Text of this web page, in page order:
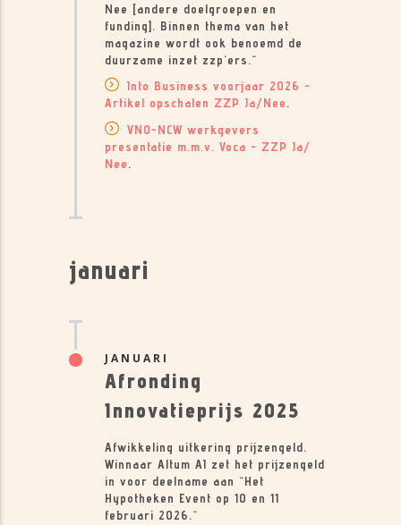
Nee [andere doelgroepen en
funding]. Binnen thema van het
magazine wordt ook benoemd de
duurzame inzet zzp'ers."
Into Business voorjaar 2026 -
Artikel opschalen ZZP Ja/Nee.
VNO-NCW werkgevers
presentatie m.m.v. Voca - ZZP Ja/
Nee.
januari
JANUARI
Afronding
Innovatieprijs 2025
Afwikkeling uitkering prijzengeld.
Winnaar Altum AI zet het prijzengeld
in voor deelname aan "Het
Hypotheken Event op 10 en 11
februari 2026."